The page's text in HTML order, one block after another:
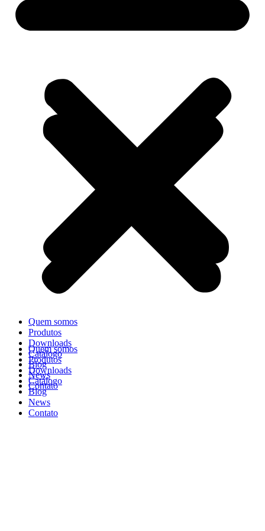
Quem somos
Produtos
Downloads
Catálogo
Blog
News
Contato
Quem somos
Produtos
Downloads
Catálogo
Blog
News
Contato